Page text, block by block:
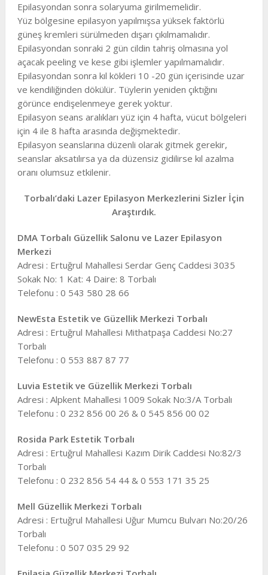
Epilasyondan sonra solaryuma girilmemelidir.
Yüz bölgesine epilasyon yapılmışsa yüksek faktörlü
güneş kremleri sürülmeden dışarı çıkılmamalıdır.
Epilasyondan sonraki 2 gün cildin tahriş olmasına yol
açacak peeling ve kese gibi işlemler yapılmamalıdır.
Epilasyondan sonra kıl kökleri 10 -20 gün içerisinde uzar
ve kendiliğinden dökülür. Tüylerin yeniden çıktığını
görünce endişelenmeye gerek yoktur.
Epilasyon seans aralıkları yüz için 4 hafta, vücut bölgeleri
için 4 ile 8 hafta arasında değişmektedir.
Epilasyon seanslarına düzenli olarak gitmek gerekir,
seanslar aksatılırsa ya da düzensiz gidilirse kıl azalma
oranı olumsuz etkilenir.
Torbalı’daki Lazer Epilasyon Merkezlerini Sizler İçin
Araştırdık.
DMA Torbalı Güzellik Salonu ve Lazer Epilasyon
Merkezi
Adresi : Ertuğrul Mahallesi Serdar Genç Caddesi 3035
Sokak No: 1 Kat: 4 Daire: 8 Torbalı
Telefonu : 0 543 580 28 66
NewEsta Estetik ve Güzellik Merkezi Torbalı
Adresi : Ertuğrul Mahallesi Mithatpaşa Caddesi No:27
Torbalı
Telefonu : 0 553 887 87 77
Luvia Estetik ve Güzellik Merkezi Torbalı
Adresi : Alpkent Mahallesi 1009 Sokak No:3/A Torbalı
Telefonu : 0 232 856 00 26 & 0 545 856 00 02
Rosida Park Estetik Torbalı
Adresi : Ertuğrul Mahallesi Kazım Dirik Caddesi No:82/3
Torbalı
Telefonu : 0 232 856 54 44 & 0 553 171 35 25
Mell Güzellik Merkezi Torbalı
Adresi : Ertuğrul Mahallesi Uğur Mumcu Bulvarı No:20/26
Torbalı
Telefonu : 0 507 035 29 92